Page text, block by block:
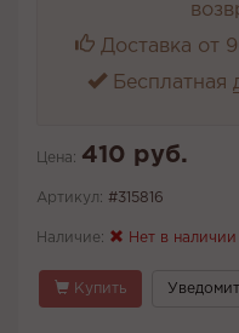
Доставка от
Бесплатная
Цена: 410 руб.
Артикул: #315816
Наличие: Нет в наличии
Купить